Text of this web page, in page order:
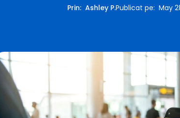
Prin:Ashley P.Publicat pe:May